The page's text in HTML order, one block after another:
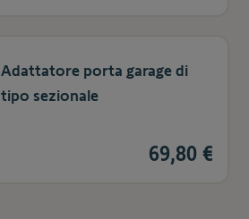
Adattatore porta garage di
tipo sezionale
69,80 €